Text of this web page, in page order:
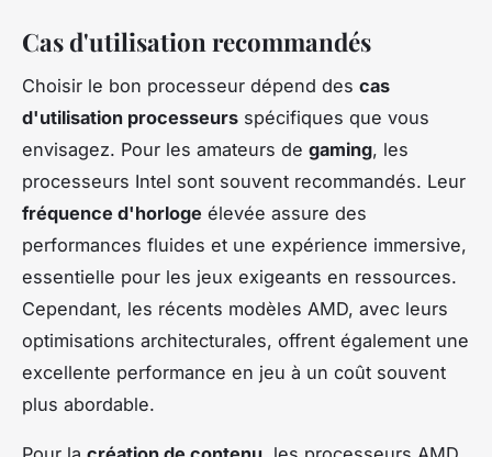
Cas d'utilisation recommandés
Choisir le bon processeur dépend des cas
d'utilisation processeurs spécifiques que vous
envisagez. Pour les amateurs de gaming, les
processeurs Intel sont souvent recommandés. Leur
fréquence d'horloge élevée assure des
performances fluides et une expérience immersive,
essentielle pour les jeux exigeants en ressources.
Cependant, les récents modèles AMD, avec leurs
optimisations architecturales, offrent également une
excellente performance en jeu à un coût souvent
plus abordable.